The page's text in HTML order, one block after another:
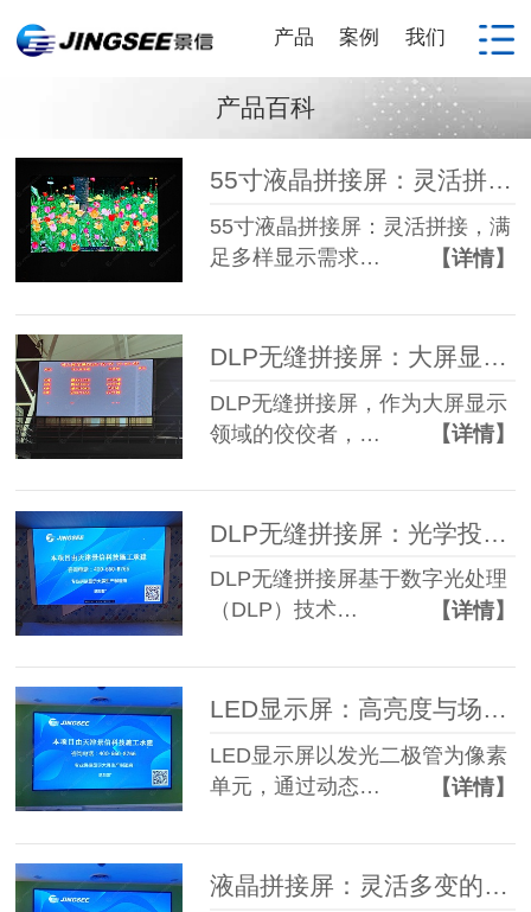
产品 案例 我们
产品百科
55寸液晶拼接屏：灵活拼接，满足多样显示需求
55寸液晶拼接屏：灵活拼接，满
足多样显示需求…
【详情】
DLP无缝拼接屏：大屏显示之选
DLP无缝拼接屏，作为大屏显示
领域的佼佼者，…
【详情】
DLP无缝拼接屏基于数字光处理
（DLP）技术…
【详情】
LED显示屏：高亮度与场景适应性的结合
LED显示屏以发光二极管为像素
单元，通过动态…
【详情】
液晶拼接屏：灵活多变的显示解决方案！